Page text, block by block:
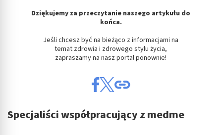
Dziękujemy za przeczytanie naszego artykułu do
końca.
Jeśli chcesz być na bieżąco z informacjami na
temat zdrowia i zdrowego stylu życia,
zapraszamy na nasz portal ponownie!
Specjaliści współpracujący z medme